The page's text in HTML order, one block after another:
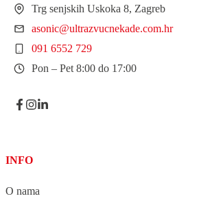
Trg senjskih Uskoka 8, Zagreb
asonic@ultrazvucnekade.com.hr
091 6552 729
Pon – Pet 8:00 do 17:00
INFO
O nama